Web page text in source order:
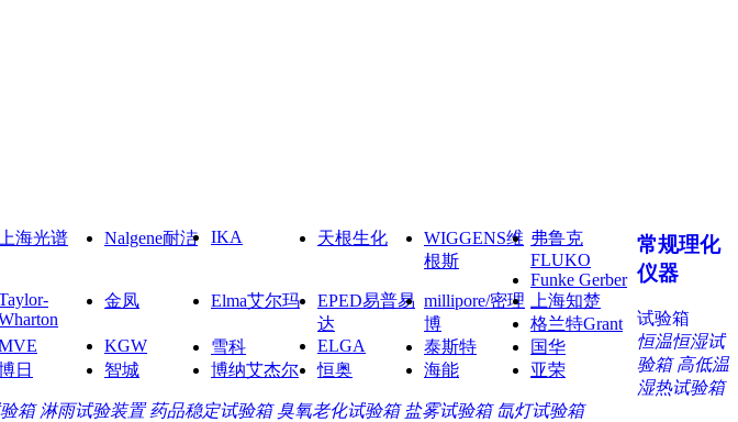
上海光谱 Nalgene耐洁 IKA 天根生化
WIGGENS维
根斯
弗鲁克
FLUKO
Funke Gerber
金凤 Elma艾尔玛
EPED易普易
达
millipore/密理
博
上海知楚
格兰特Grant
KGW 雪科 ELGA 泰斯特
国华
日 智城 博纳艾杰尔 恒奥 海能
亚荣
常规理化
仪器
试验箱
恒温恒湿试
验箱 高低温
湿热试验箱
箱 淋雨试验装置 药品稳定试验箱 臭氧老化试验箱 盐雾试验箱 氙灯试验箱